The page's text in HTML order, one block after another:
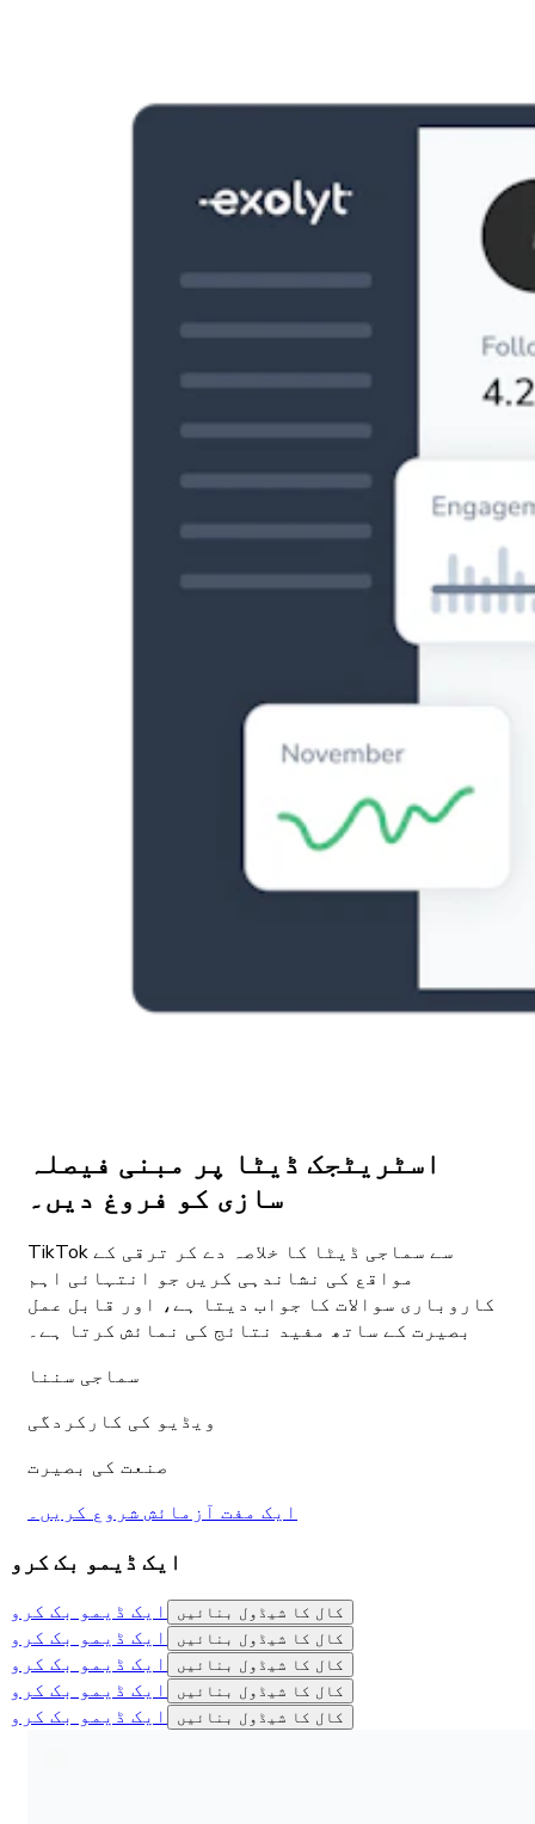
اسٹریٹجک ڈیٹا پر مبنی فیصلہ
سازی کو فروغ دیں۔
TikTok سے سماجی ڈیٹا کا خلاصہ دے کر ترقی کے
مواقع کی نشاندہی کریں جو انتہائی اہم
کاروباری سوالات کا جواب دیتا ہے، اور قابل عمل
بصیرت کے ساتھ مفید نتائج کی نمائش کرتا ہے۔
سماجی سننا
ویڈیو کی کارکردگی
صنعت کی بصیرت
ایک مفت آزمائش شروع کریں۔
ایک ڈیمو بک کرو
ایک ڈیمو بک کرو کال کا شیڈول بنائیں
ایک ڈیمو بک کرو کال کا شیڈول بنائیں
ایک ڈیمو بک کرو کال کا شیڈول بنائیں
ایک ڈیمو بک کرو کال کا شیڈول بنائیں
ایک ڈیمو بک کرو کال کا شیڈول بنائیں